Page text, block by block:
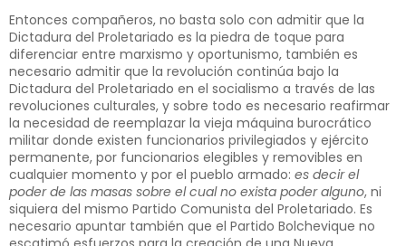
Entonces compañeros, no basta solo con admitir que la
Dictadura del Proletariado es la piedra de toque para
diferenciar entre marxismo y oportunismo, también es
necesario admitir que la revolución continúa bajo la
Dictadura del Proletariado en el socialismo a través de las
revoluciones culturales, y sobre todo es necesario reafirmar
la necesidad de reemplazar la vieja máquina burocrático
militar donde existen funcionarios privilegiados y ejército
permanente, por funcionarios elegibles y removibles en
cualquier momento y por el pueblo armado: es decir el
poder de las masas sobre el cual no exista poder alguno, ni
siquiera del mismo Partido Comunista del Proletariado. Es
necesario apuntar también que el Partido Bolchevique no